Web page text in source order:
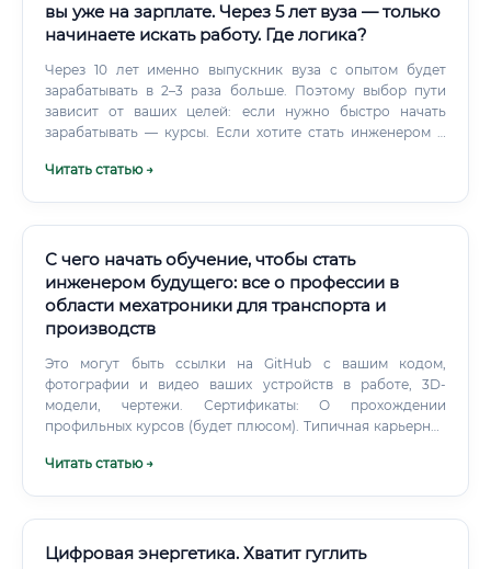
вы уже на зарплате. Через 5 лет вуза — только
начинаете искать работу. Где логика?
Через 10 лет именно выпускник вуза с опытом будет
зарабатывать в 2–3 раза больше. Поэтому выбор пути
зависит от ваших целей: если нужно быстро начать
зарабатывать — курсы. Если хотите стать инженером и
Читать статью →
С чего начать обучение, чтобы стать
инженером будущего: все о профессии в
области мехатроники для транспорта и
производств
Это могут быть ссылки на GitHub с вашим кодом,
фотографии и видео ваших устройств в работе, 3D-
модели, чертежи. Сертификаты: О прохождении
профильных курсов (будет плюсом). Типичная карьерная
Инженер-мехатроник → Ведущий инженер-мехатроник →
Читать статью →
Цифровая энергетика. Хватит гуглить